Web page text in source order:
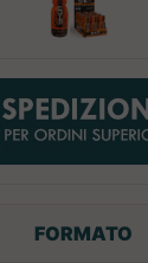
FORMATO